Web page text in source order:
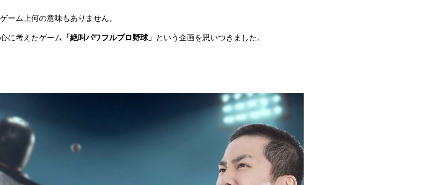
ーム上何の意味もありません。
に考えたゲーム 「絶叫パワフルプロ野球」 という企画を思いつきました。